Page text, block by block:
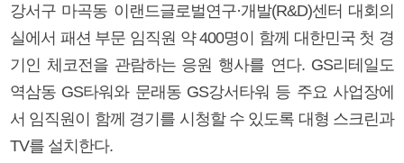
강서구 마곡동 이랜드글로벌연구·개발(R&D)센터 대회의
실에서 패션 부문 임직원 약 400명이 함께 대한민국 첫 경
기인 체코전을 관람하는 응원 행사를 연다. GS리테일도
역삼동 GS타워와 문래동 GS강서타워 등 주요 사업장에
서 임직원이 함께 경기를 시청할 수 있도록 대형 스크린과
TV를 설치한다.